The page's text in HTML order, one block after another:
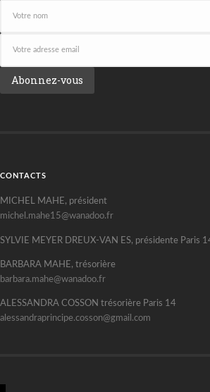
CONTACTS
MICHEL MAHE,
michel.mahe15@wanadoo.fr
SYLVIE MEYER DREUX-VAN ES, présidente
BARBARA MAHE,
barbara.mahe@wanadoo.fr
ALESSANDRA COSSON trésorière Paris 14
alessandraprincipe.cosson@gmail.com